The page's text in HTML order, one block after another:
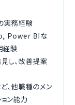
実務経験
Power BIな
経験
し、改善提案
、他職種のメン
ン能力